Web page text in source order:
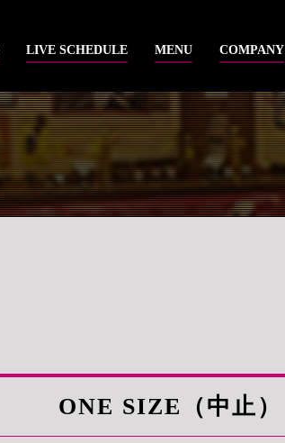
LIVE SCHEDULE MENU COMPANY
ONE SIZE（中止）